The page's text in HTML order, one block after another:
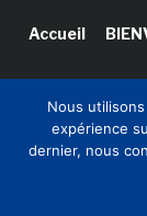
Accueil
Copyright ©
Nous
expérience
dernier, nous